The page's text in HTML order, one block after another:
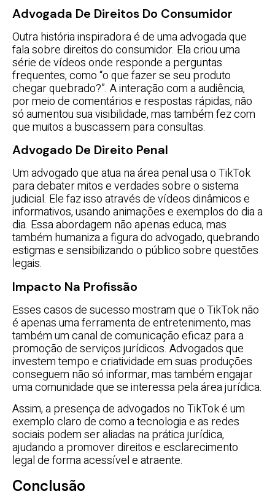
Advogada De Direitos Do Consumidor
Outra história inspiradora é de uma advogada que
fala sobre direitos do consumidor. Ela criou uma
série de vídeos onde responde a perguntas
frequentes, como “o que fazer se seu produto
chegar quebrado?”. A interação com a audiência,
por meio de comentários e respostas rápidas, não
só aumentou sua visibilidade, mas também fez com
que muitos a buscassem para consultas.
Advogado De Direito Penal
Um advogado que atua na área penal usa o TikTok
para debater mitos e verdades sobre o sistema
judicial. Ele faz isso através de vídeos dinâmicos e
informativos, usando animações e exemplos do dia a
dia. Essa abordagem não apenas educa, mas
também humaniza a figura do advogado, quebrando
estigmas e sensibilizando o público sobre questões
legais.
Impacto Na Profissão
Esses casos de sucesso mostram que o TikTok não
é apenas uma ferramenta de entretenimento, mas
também um canal de comunicação eficaz para a
promoção de serviços jurídicos. Advogados que
investem tempo e criatividade em suas produções
conseguem não só informar, mas também engajar
uma comunidade que se interessa pela área jurídica.
Assim, a presença de advogados no TikTok é um
exemplo claro de como a tecnologia e as redes
sociais podem ser aliadas na prática jurídica,
ajudando a promover direitos e esclarecimento
legal de forma acessível e atraente.
Conclusão